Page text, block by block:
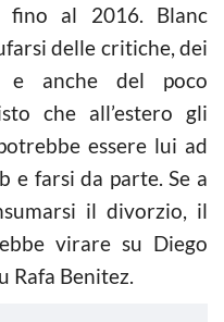
fino al 2016. Blanc
delle critiche, dei
e anche del poco
che all’estero gli
essere lui ad
e farsi da parte. Se a
il divorzio, il
virare su Diego
Rafa Benitez.